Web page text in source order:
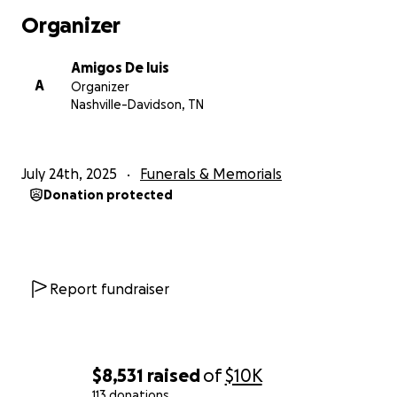
$8,531 raisedof$10K
Ayudemos a que Luis vuelva a casa. Que no se
Gracias por tu solidaridad.
Organizer
A
Amigos De luis
Organizer
Nashville-Davidson, TN
July 24th, 2025 Funerals & Memorials
Donation protected
Report fundraiser